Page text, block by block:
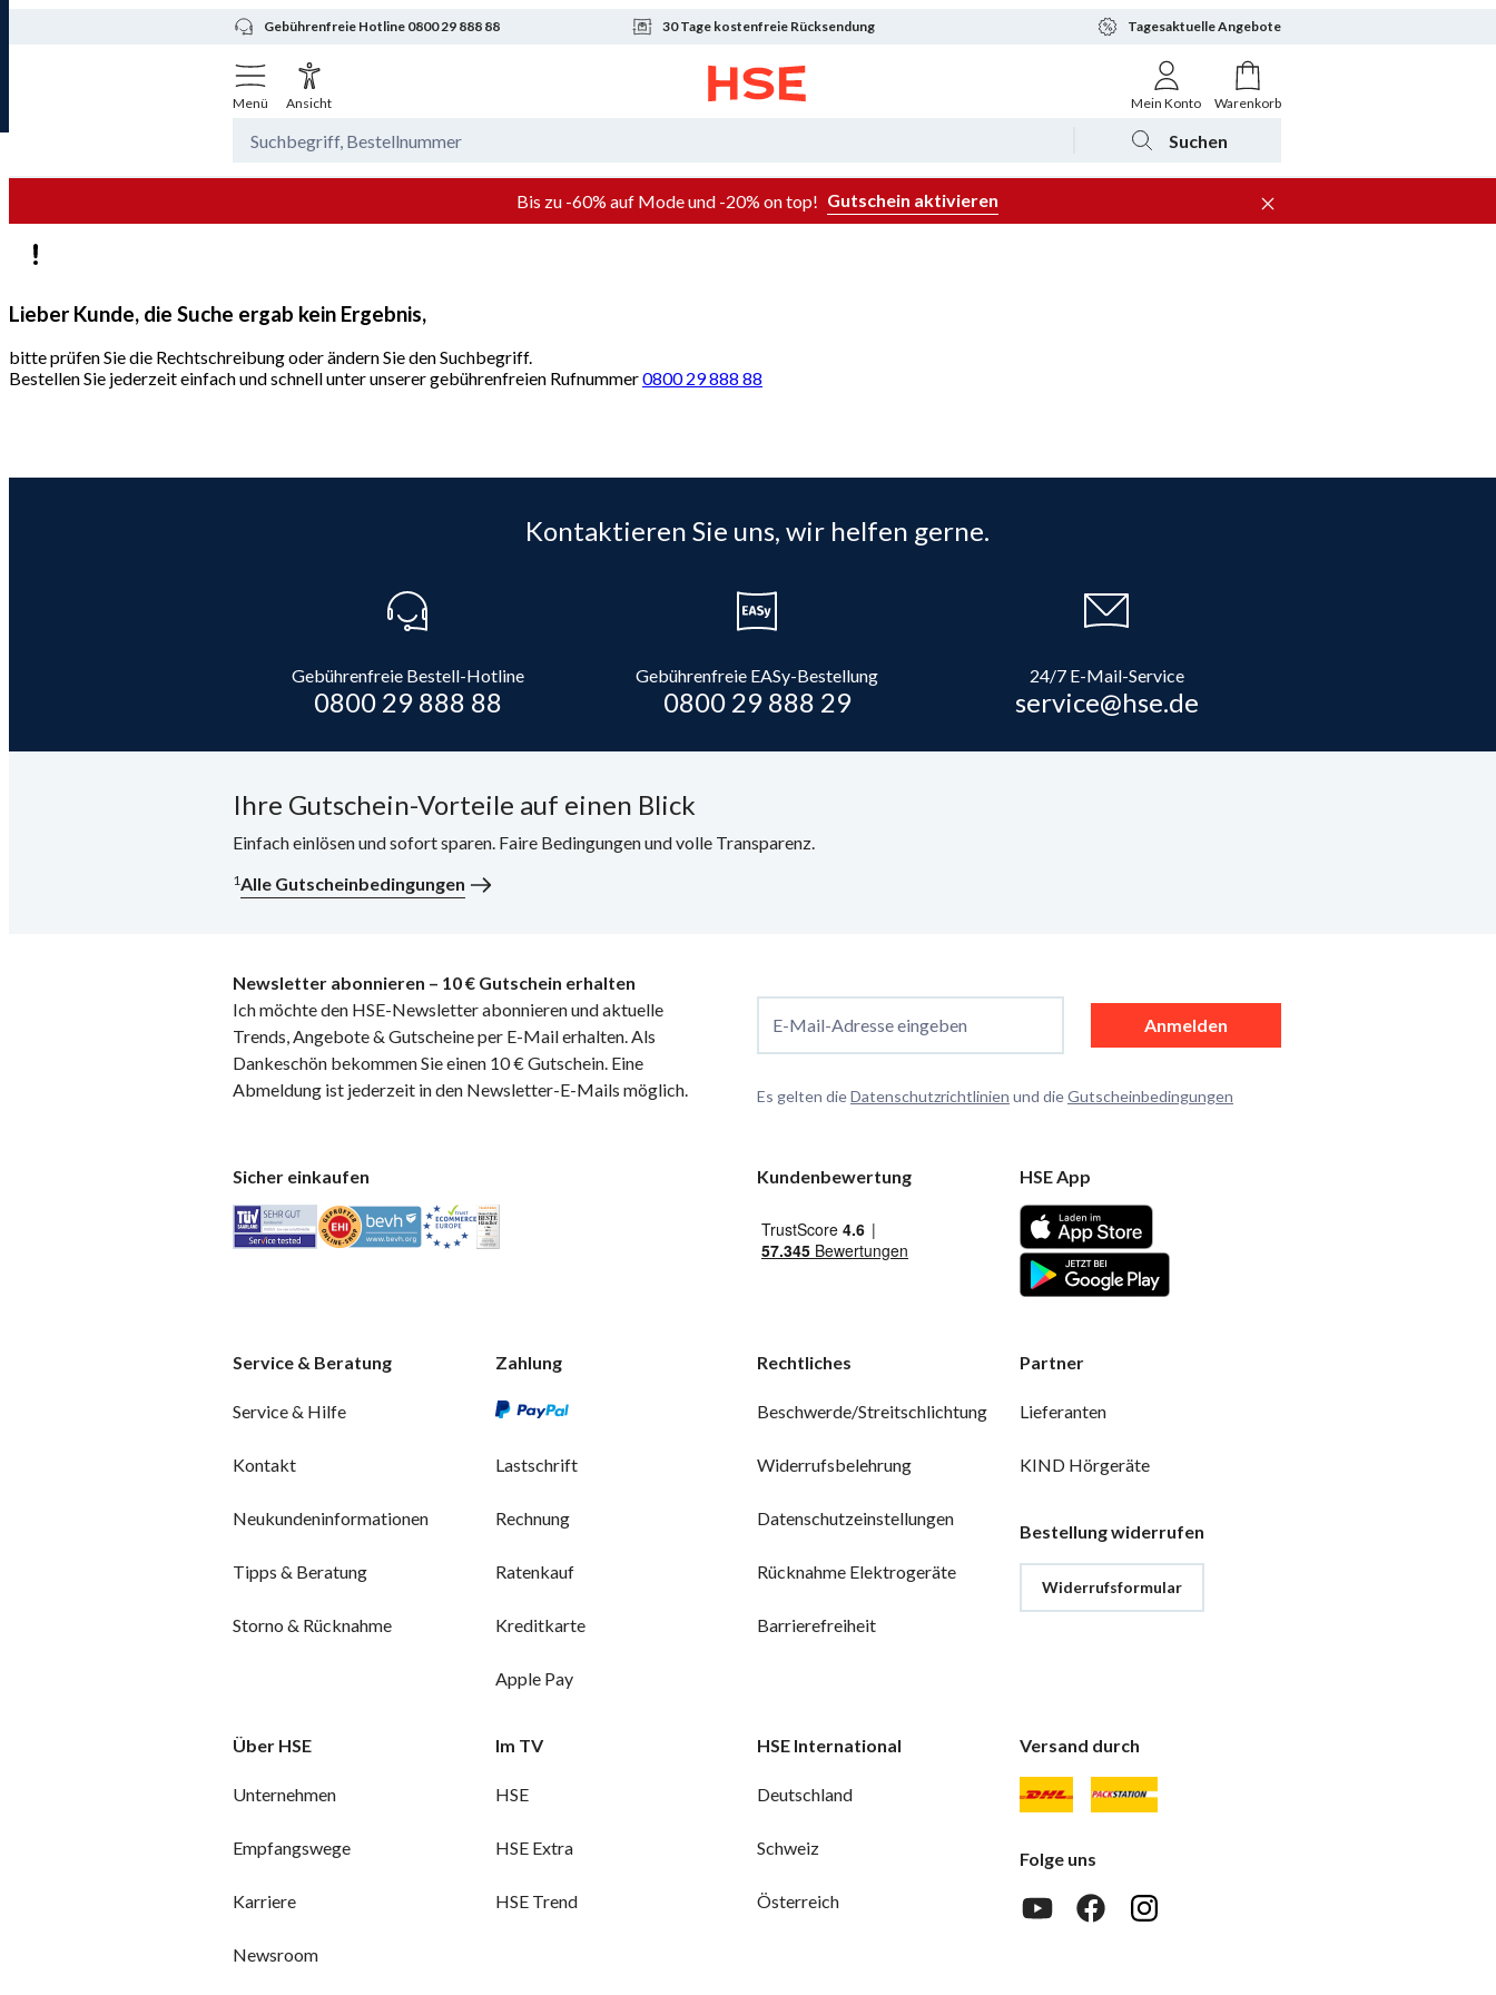
Gebührenfreie Hotline 0800 29 888 88 30 Tage kostenfreie Rücksendung Tagesaktuelle Angebote
Menü Ansicht Mein Konto Warenkorb
Suchen
Bis zu -60% auf Mode und -20% on top! Gutschein aktivieren
Lieber Kunde, die Suche ergab kein Ergebnis,
bitte prüfen Sie die Rechtschreibung oder ändern Sie den Suchbegriff.
Bestellen Sie jederzeit einfach und schnell unter unserer gebührenfreien Rufnummer0800 29 888 88
Kontaktieren Sie uns, wir helfen gerne.
Gebührenfreie Bestell-Hotline
0800 29 888 88
Gebührenfreie EASy-Bestellung
0800 29 888 29
24/7 E-Mail-Service
service@hse.de
Ihre Gutschein-Vorteile auf einen Blick
Einfach einlösen und sofort sparen. Faire Bedingungen und volle Transparenz.
1Alle Gutscheinbedingungen
Newsletter abonnieren – 10 € Gutschein erhalten
Ich möchte den HSE-Newsletter abonnieren und aktuelle
Trends, Angebote & Gutscheine per E-Mail erhalten. Als
Dankeschön bekommen Sie einen 10 € Gutschein. Eine
Abmeldung ist jederzeit in den Newsletter-E-Mails möglich.
E-Mail-Adresse eingeben Anmelden
Es gelten dieDatenschutzrichtlinien und dieGutscheinbedingungen
Sicher einkaufen Kundenbewertung HSE App
Service & Beratung
Service & Hilfe
Kontakt
Neukundeninformationen
Tipps & Beratung
Storno & Rücknahme
Zahlung
Lastschrift
Rechnung
Ratenkauf
Kreditkarte
Apple Pay
Rechtliches
Beschwerde/Streitschlichtung
Widerrufsbelehrung
Datenschutzeinstellungen
Rücknahme Elektrogeräte
Barrierefreiheit
Partner
Lieferanten
KIND Hörgeräte
Bestellung widerrufen
Widerrufsformular
Über HSE
Unternehmen
Empfangswege
Karriere
Newsroom
Im TV
HSE
HSE Extra
HSE Trend
HSE International
Deutschland
Schweiz
Österreich
Versand durch
Folge uns